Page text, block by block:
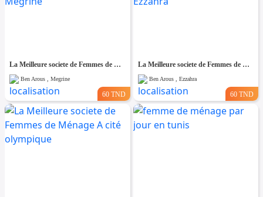
La Meilleure societe de Femmes de Ménage A Megrine
Ben Arous , Megrine
60 TND
La Meilleure societe de Femmes de Ménage A Ezzahra
Ben Arous , Ezzahra
60 TND